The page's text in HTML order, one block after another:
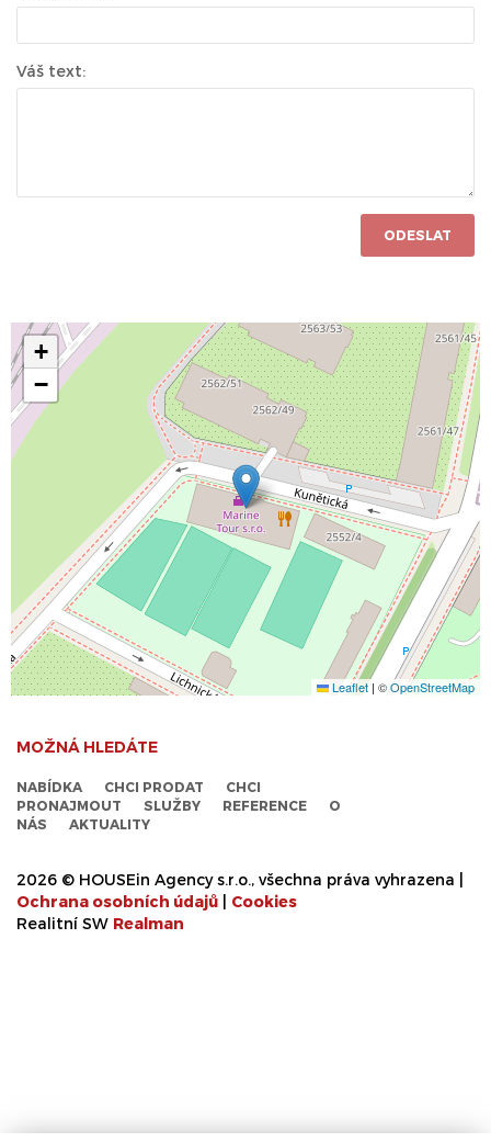
Váš text:
ODESLAT
+
−
Leaflet | ©OpenStreetMap
MOŽNÁ HLEDÁTE
NABÍDKA CHCI PRODAT
CHCI
PRONAJMOUT
SLUŽBY REFERENCE
O
NÁS
AKTUALITY
2026 © HOUSEin Agency s.r.o., všechna práva vyhrazena |
Ochrana osobních údajů
Cookies
Realitní SW Real man